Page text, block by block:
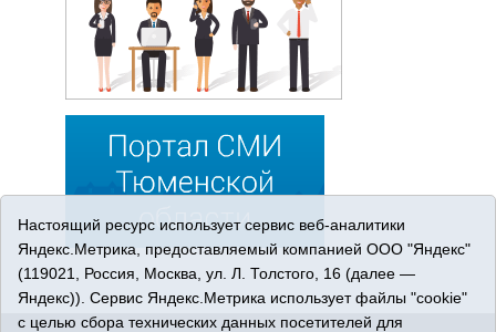
Настоящий ресурс использует сервис веб-аналитики
Яндекс.Метрика, предоставляемый компанией ООО "Яндекс"
(119021, Россия, Москва, ул. Л. Толстого, 16 (далее —
Яндекс)). Сервис Яндекс.Метрика использует файлы "cookie"
с целью сбора технических данных посетителей для